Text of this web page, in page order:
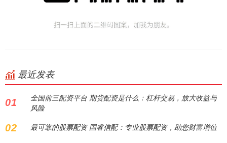
最近发表
01
全国前三配资平台 期货配资是什么：杠杆交易，放大收益与
风险
02 最可靠的股票配资 国睿信配：专业股票配资，助您财富增值